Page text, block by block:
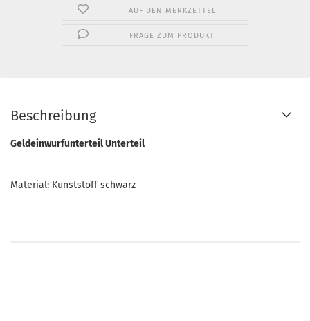
AUF DEN MERKZETTEL
FRAGE ZUM PRODUKT
Beschreibung
Geldeinwurfunterteil Unterteil
Material: Kunststoff schwarz